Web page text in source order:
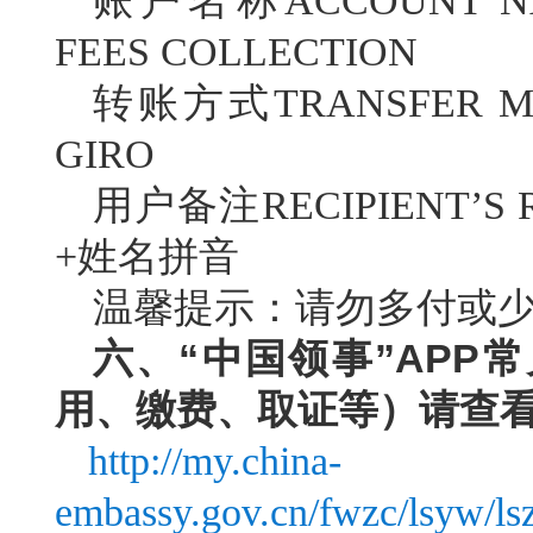
FEES COLLECTION
转账方式TRANSFER
GIRO
用户备注
+姓名拼音
温馨提示： 请勿多付或
六、 “中国领事”APP
用、缴费、取证等） 请查
http://my.china-
embassy.gov.cn/fwzc/lsyw/